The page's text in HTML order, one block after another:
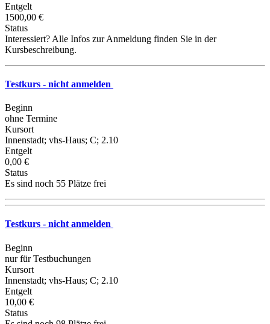
Entgelt
1500,00 €
Status
Interessiert? Alle Infos zur Anmeldung finden Sie in der
Kursbeschreibung.
Testkurs - nicht anmelden
Beginn
ohne Termine
Kursort
Innenstadt; vhs-Haus; C; 2.10
Entgelt
0,00 €
Status
Es sind noch 55 Plätze frei
Testkurs - nicht anmelden
Beginn
nur für Testbuchungen
Kursort
Innenstadt; vhs-Haus; C; 2.10
Entgelt
10,00 €
Status